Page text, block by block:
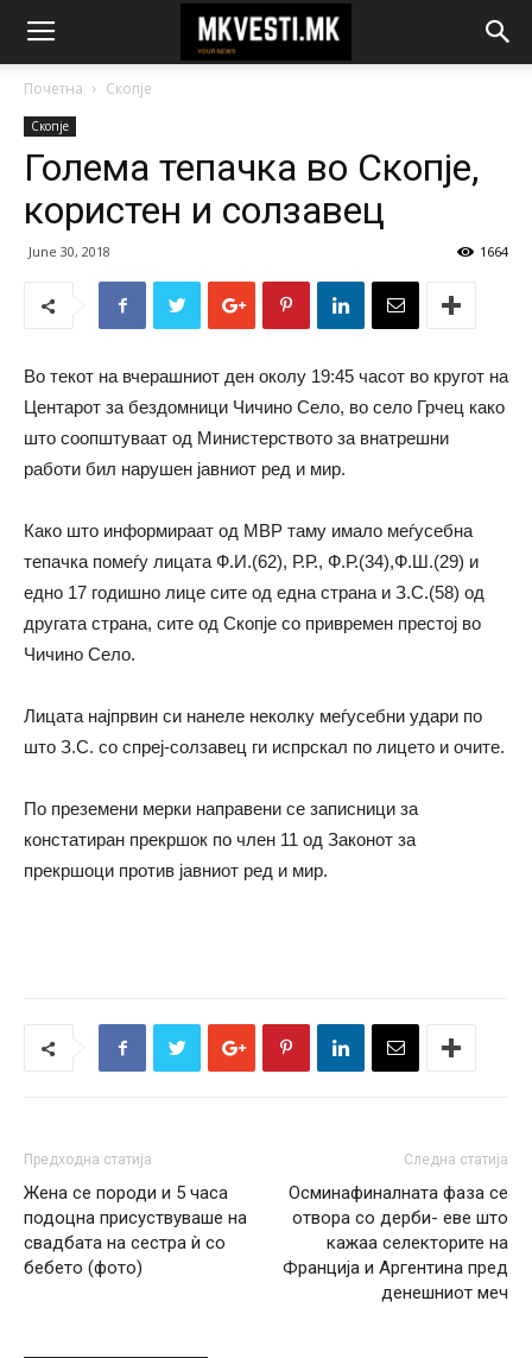
Почетна Скопје
Скопје
Голема тепачка во Скопје,
користен и солзавец
June 30, 2018 1664
Во текот на вчерашниот ден околу 19:45 часот во кругот на
Центарот за бездомници Чичино Село, во село Грчец како
што соопштуваат од Министерството за внатрешни
работи бил нарушен јавниот ред и мир.
Како што информираат од МВР таму имало меѓусебна
тепачка помеѓу лицата Ф.И.(62), Р.Р., Ф.Р.(34),Ф.Ш.(29) и
едно 17 годишно лице сите од една страна и З.С.(58) од
другата страна, сите од Скопје со привремен престој во
Чичино Село.
Лицата најпрвин си нанеле неколку меѓусебни удари по
што З.С. со спреј-солзавец ги испрскал по лицето и очите.
По преземени мерки направени се записници за
констатиран прекршок по член 11 од Законот за
прекршоци против јавниот ред и мир.
Предходна статија
Жена се породи и 5 часа
подоцна присуствуваше на
свадбата на сестра ѝ со
бебето (фото)
Следна статија
Осминафиналната фаза се
отвора со дерби- еве што
кажаа селекторите на
Франција и Аргентина пред
денешниот меч